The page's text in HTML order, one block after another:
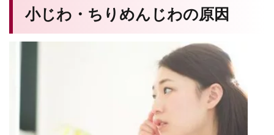
小じわ・ちりめんじわの原因